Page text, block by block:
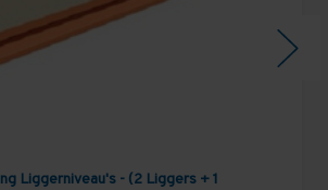
Liggerniveau's - (2 Liggers + 1